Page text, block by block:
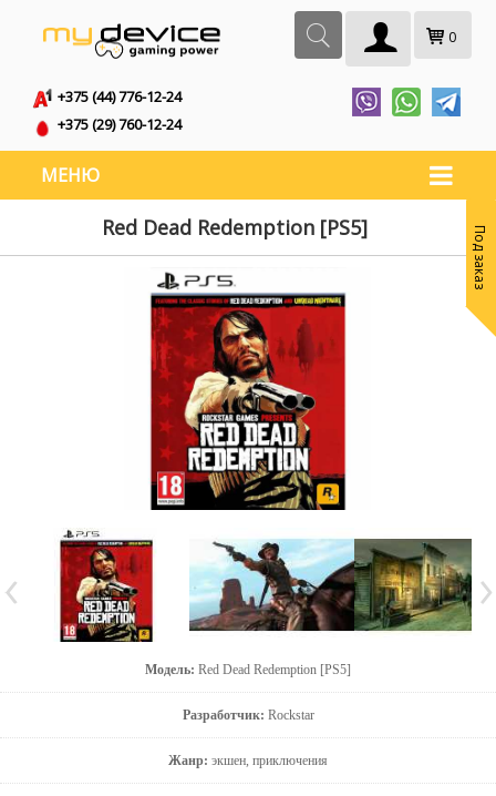
0
+375 (44) 776-12-24
+375 (29) 760-12-24
МЕНЮ
Red Dead Redemption [PS5]
Модель: Red Dead Redemption [PS5]
Разработчик: Rockstar
Жанр: экшен, приключения
Под заказ